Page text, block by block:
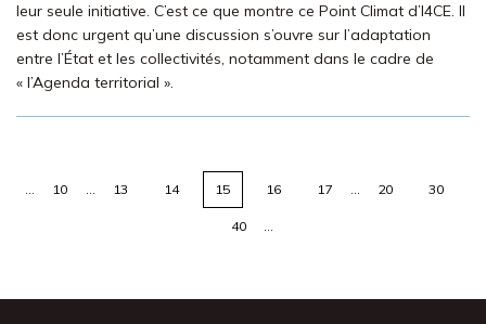
leur seule initiative. C’est ce que montre ce Point Climat d’I4CE. Il
est donc urgent qu’une discussion s’ouvre sur l’adaptation
entre l’État et les collectivités, notamment dans le cadre de
« l’Agenda territorial ».
… 10 … 13 14 15 16 17 … 20 30
40 …